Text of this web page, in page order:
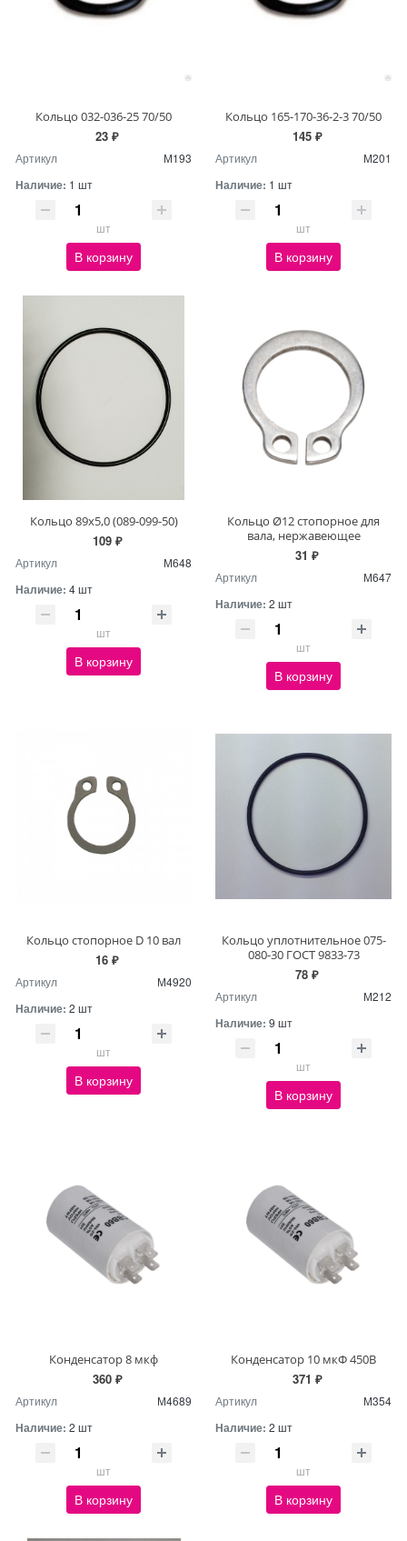
Кольцо 032-036-25 70/50
23 ₽
Артикул М193
Наличие: 1 шт
шт
В корзину
Кольцо 165-170-36-2-3 70/50
145 ₽
Артикул М201
Наличие: 1 шт
шт
В корзину
Кольцо 89х5,0 (089-099-50)
109 ₽
Артикул М648
Наличие: 4 шт
шт
В корзину
Кольцо Ø12 стопорное для
вала, нержавеющее
31 ₽
Артикул М647
Наличие: 2 шт
шт
В корзину
Кольцо стопорное D 10 вал
16 ₽
Артикул М4920
Наличие: 2 шт
шт
В корзину
Кольцо уплотнительное 075-
080-30 ГОСТ 9833-73
78 ₽
Артикул М212
Наличие: 9 шт
шт
В корзину
Конденсатор 8 мкф
360 ₽
Артикул М4689
Наличие: 2 шт
шт
В корзину
Конденсатор 10 мкФ 450В
371 ₽
Артикул М354
Наличие: 2 шт
шт
В корзину